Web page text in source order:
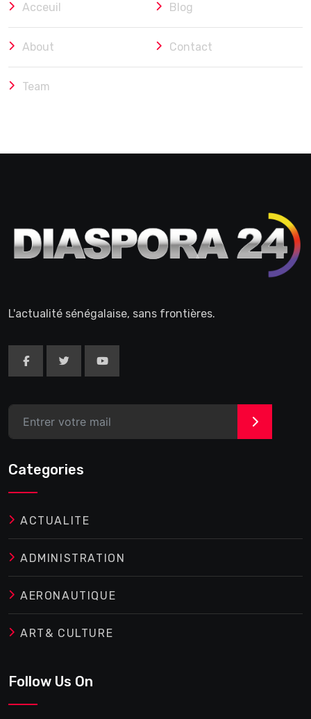
Acceuil Blog
About Contact
Team
L'actualité sénégalaise, sans frontières.
>
Categories
ACTUALITE
ADMINISTRATION
AERONAUTIQUE
ART& CULTURE
Follow Us On